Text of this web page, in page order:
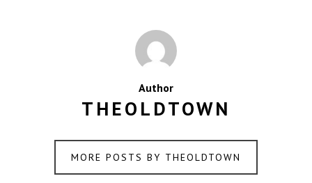
Author
THEOLDTOWN
MORE POSTS BY THEOLDTOWN